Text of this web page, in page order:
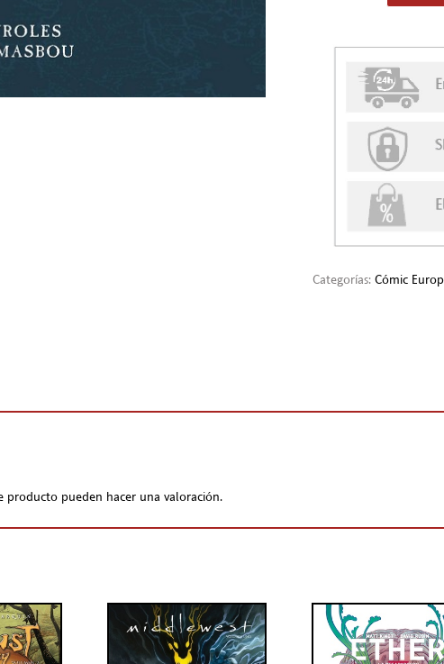
Categorías:Cómic
producto pueden hacer una valoración.